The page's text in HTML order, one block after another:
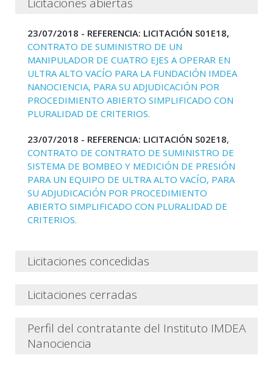
Licitaciones abiertas
23/07/2018 - REFERENCIA: LICITACIÓN S01E18,
CONTRATO DE SUMINISTRO DE UN
MANIPULADOR DE CUATRO EJES A OPERAR EN
ULTRA ALTO VACÍO PARA LA FUNDACIÓN IMDEA
NANOCIENCIA, PARA SU ADJUDICACIÓN POR
PROCEDIMIENTO ABIERTO SIMPLIFICADO CON
PLURALIDAD DE CRITERIOS.
23/07/2018 - REFERENCIA: LICITACIÓN S02E18,
CONTRATO DE CONTRATO DE SUMINISTRO DE
SISTEMA DE BOMBEO Y MEDICIÓN DE PRESIÓN
PARA UN EQUIPO DE ULTRA ALTO VACÍO, PARA
SU ADJUDICACIÓN POR PROCEDIMIENTO
ABIERTO SIMPLIFICADO CON PLURALIDAD DE
CRITERIOS.
Licitaciones concedidas
18/12/2014-REFERENCIA: LICITACIÓN
NANOCIENCIA A ADJUDICAR POR
PROCEDIMIENTO LIBRE (ABIERTO) CON
Licitaciones cerradas
08/03/2018 - REFERENCIA: LICITACIÓN
Perfil del contratante del Instituto IMDEA
Nanociencia